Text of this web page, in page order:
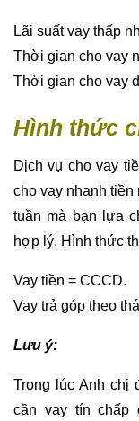
Lãi suất vay thấp
Thời gian cho vay
Thời gian cho vay
Hình thức
Dịch vụ cho vay
cho vay nhanh tiền
tuần mà bạn lựa
hợp lý. Hình thức
Vay tiền = CCCD.
Vay trả góp theo
Lưu ý:
Trong lúc Anh chị
cần vay tín chấp